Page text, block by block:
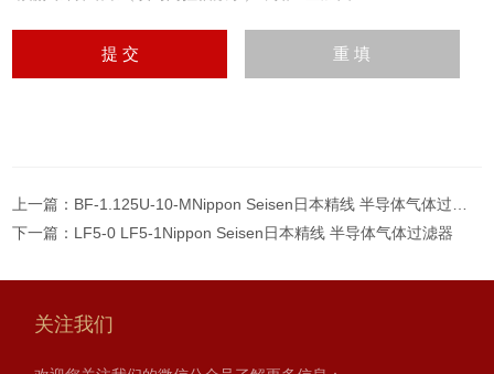
上一篇： BF-1.125U-10-MNippon Seisen日本精线 半导体气体过滤器
下一篇： LF5-0 LF5-1Nippon Seisen日本精线 半导体气体过滤器
关注我们